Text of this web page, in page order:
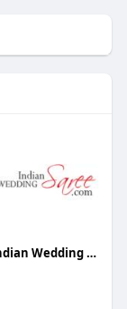
Indian Wedding Saree